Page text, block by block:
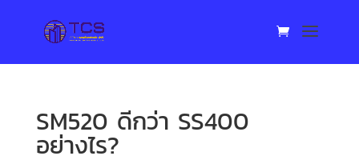
SM520 ดีกว่า SS400
อย่างไร?